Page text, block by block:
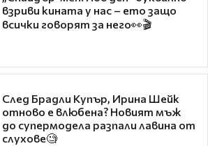
взриви кината у нас – ето защо
всички говорят за него👀🎬
След Брадли Купър, Ирина Шейк
отново е влюбена? Новият мъж
до супермодела разпали лавина от
слухове🧐